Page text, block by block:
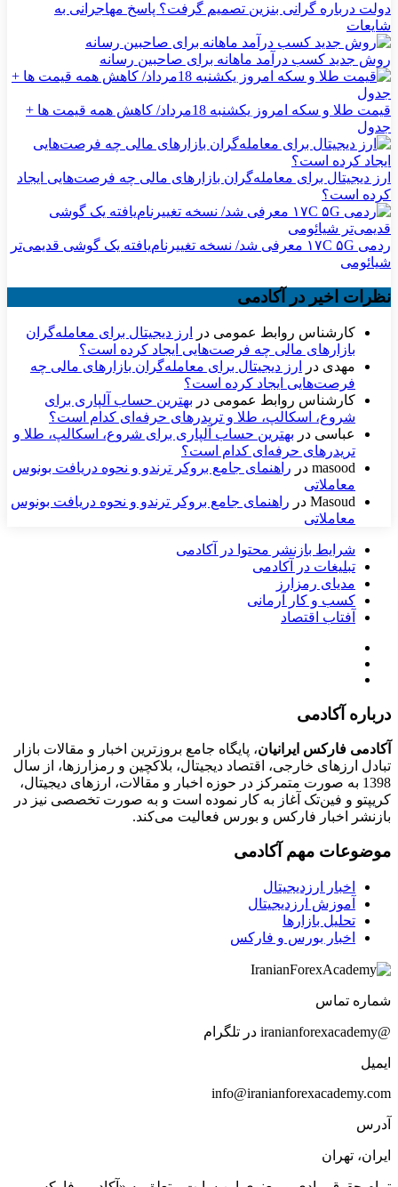
دولت درباره گرانی بنزین تصمیم گرفت؟ پاسخ مهاجرانی به
شایعات
روش جدید کسب درآمد ماهانه برای صاحبین رسانه
قیمت طلا و سکه امروز یکشنبه 18مرداد/ کاهش همه قیمت ها +
جدول
ارز دیجیتال برای معامله‌گران بازارهای مالی چه فرصت‌هایی ایجاد
کرده است؟
ردمی ۱۷C ۵G معرفی شد/ نسخه تغییرنام‌یافته یک گوشی قدیمی‌تر
شیائومی
نظرات اخیر در آکادمی
کارشناس روابط عمومی در
ارز دیجیتال برای معامله‌گران
بازارهای مالی چه فرصت‌هایی ایجاد کرده است؟
مهدی در
ارز دیجیتال برای معامله‌گران بازارهای مالی چه
فرصت‌هایی ایجاد کرده است؟
کارشناس روابط عمومی در بهترین حساب آلپاری برای
شروع، اسکالپ، طلا و تریدرهای حرفه‌ای کدام است؟
عباسی در بهترین حساب آلپاری برای شروع، اسکالپ، طلا و
تریدرهای حرفه‌ای کدام است؟
masood در راهنمای جامع بروکر ترندو و نحوه دریافت بونوس
معاملاتی
Masoud در راهنمای جامع بروکر ترندو و نحوه دریافت بونوس
معاملاتی
شرایط بازنشر محتوا در آکادمی
تبلیغات در آکادمی
مدیای رمزارز
کسب و کار آرمانی
آفتاب اقتصاد
درباره آکادمی
آکادمی فارکس ایرانیان، پایگاه جامع بروزترین اخبار و مقالات بازار
تبادل ارزهای خارجی، اقتصاد دیجیتال، بلاکچین و رمزارزها، از سال
1398 به صورت متمرکز در حوزه اخبار و مقالات، ارزهای‌ دیجیتال،
کریپتو و فین‌تک آغاز به کار نموده است و به صورت تخصصی نیز در
بازنشر اخبار فارکس و بورس فعالیت می‌کند.
موضوعات مهم آکادمی
اخبار ارزدیجیتال
آموزش ارزدیجیتال
تحلیل بازارها
اخبار بورس و فارکس
شماره تماس
@iranianforexacademy در تلگرام
ایمیل
info@iranianforexacademy.com
آدرس
ایران، تهران